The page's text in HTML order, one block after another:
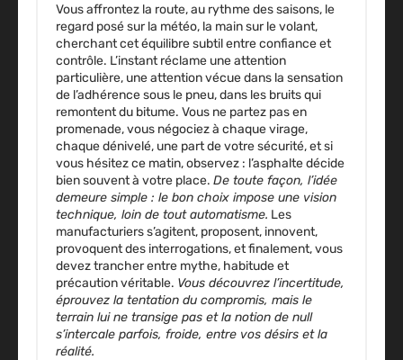
Vous affrontez la route, au rythme des saisons, le
regard posé sur la météo, la main sur le volant,
cherchant cet équilibre subtil entre confiance et
contrôle. L’instant réclame une attention
particulière, une attention vécue dans la sensation
de l’adhérence sous le pneu, dans les bruits qui
remontent du bitume. Vous ne partez pas en
promenade, vous négociez à chaque virage,
chaque dénivelé, une part de votre sécurité, et si
vous hésitez ce matin, observez : l’asphalte décide
bien souvent à votre place. De toute façon, l’idée
demeure simple : le bon choix impose une vision
technique, loin de tout automatisme. Les
manufacturiers s’agitent, proposent, innovent,
provoquent des interrogations, et finalement, vous
devez trancher entre mythe, habitude et
précaution véritable. Vous découvrez l’incertitude,
éprouvez la tentation du compromis, mais le
terrain lui ne transige pas et la notion de null
s’intercale parfois, froide, entre vos désirs et la
réalité.